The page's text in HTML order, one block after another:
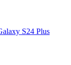
S24 Plus